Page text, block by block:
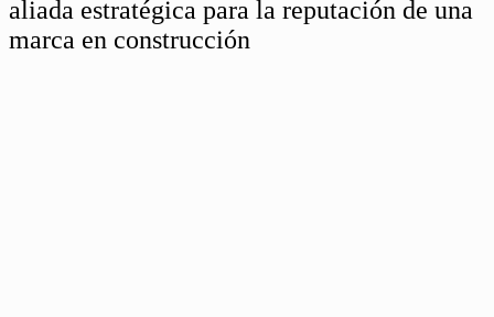
aliada estratégica para la reputación de una
marca en construcción